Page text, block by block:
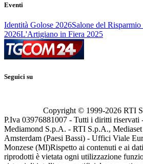
Eventi
Identità Golose 2026Salone del Risparmio
2026L'Artigiano in Fiera 2025
Seguici su
Copyright © 1999-2026 RTI
P.Iva 03976881007 - Tutti i diritti riservati
Mediamond S.p.A. - RTI S.p.A., Mediaset
Amsterdam (Paesi Bassi) - Uffici Viale
Monzese (MI)Rispetto ai contenuti e ai
riprodotti è vietata ogni utilizzazione